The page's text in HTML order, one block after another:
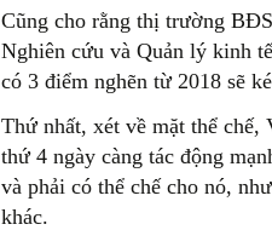
Cũng cho rằng thị trường
Nghiên cứu và Quản lý kinh
có 3 điểm nghẽn từ 2018 sẽ
Thứ nhất, xét về mặt thể chế,
thứ 4 ngày càng tác động
và phải có thể chế cho nó,
khác.